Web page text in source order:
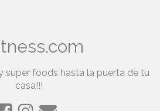
super foods hasta la puerta de tu
casa!!!